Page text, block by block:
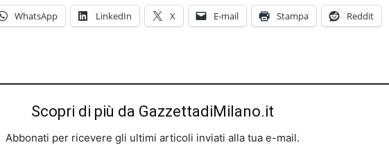
WhatsApp LinkedIn X E-mail Stampa Reddit
Scopri di più da GazzettadiMilano.it
Abbonati per ricevere gli ultimi articoli inviati alla tua e-mail.